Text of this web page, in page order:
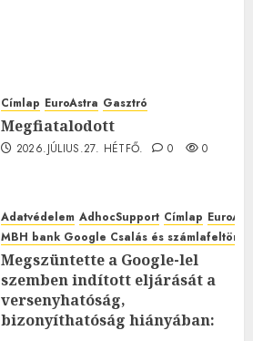
Címlap EuroAstra Gasztró
Megfiatalodott
2026.JÚLIUS.27. HÉTFŐ. 0 0
Adatvédelem AdhocSupport Címlap
MBH bank Google Csalás és
Megszüntette a Google-lel
szemben indított eljárását a
versenyhatóság,
bizonyíthatóság hiányában: